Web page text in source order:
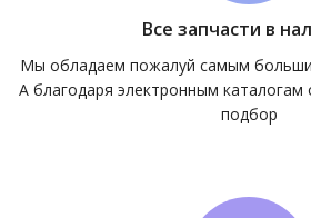
Все запчасти в
Мы обладаем пожалуй самым
А благодаря электронным
подбор